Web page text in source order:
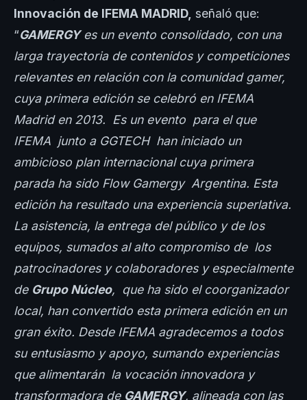
Innovación de IFEMA MADRID, señaló que:
“GAMERGYes un evento consolidado, con una
larga trayectoria de contenidos y competiciones
relevantes en relación con la comunidad gamer,
cuya primera edición se celebró en IFEMA
Madrid en 2013. Es un evento para el que
IFEMA junto a GGTECH han iniciado un
ambicioso plan internacional cuya primera
parada ha sido Flow Gamergy Argentina. Esta
edición ha resultado una experiencia superlativa.
La asistencia, la entrega del público y de los
equipos, sumados al alto compromiso de los
patrocinadores y colaboradores y especialmente
de Grupo Núcleo, que ha sido el coorganizador
local, han convertido esta primera edición en un
gran éxito. Desde IFEMA agradecemos a todos
su entusiasmo y apoyo, sumando experiencias
que alimentarán la vocación innovadora y
transformadora de GAMERGY, alineada con las